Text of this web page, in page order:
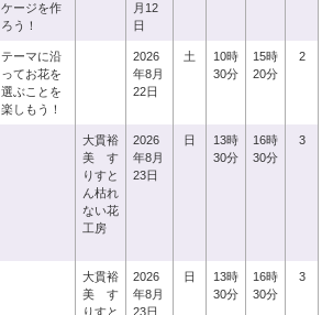
ケージを作
ろう！
月12
日
テーマに沿
ってお花を
選ぶことを
楽しもう！
2026
年8月
22日
土
10時
30分
15時
20分
2
大貫裕
美 す
りすと
ん枯れ
ない花
工房
2026
年8月
23日
日
13時
30分
16時
30分
3
大貫裕
美 す
りすと
2026
年8月
23日
日
13時
30分
16時
30分
3